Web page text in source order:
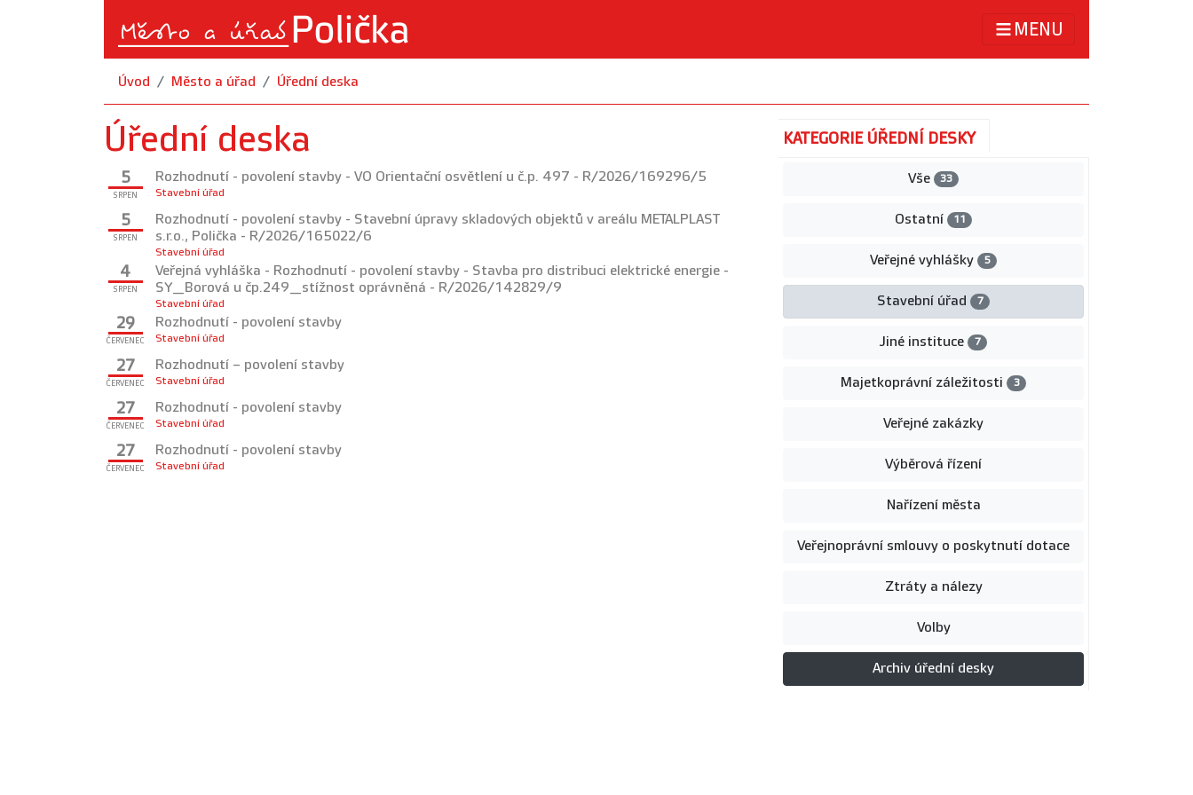
MENU
Úvod Město a úřad Úřední deska
Úřední deska
5
SRPEN
Rozhodnutí - povolení stavby - VO Orientační osvětlení u č.p. 497 - R/2026/169296/5
Stavební úřad
5
SRPEN
Rozhodnutí - povolení stavby - Stavební úpravy skladových objektů v areálu METALPLAST
s.r.o., Polička - R/2026/165022/6
Stavební úřad
4
SRPEN
Veřejná vyhláška - Rozhodnutí - povolení stavby - Stavba pro distribuci elektrické energie -
SY_Borová u čp.249_stížnost oprávněná - R/2026/142829/9
Stavební úřad
29
ČERVENEC
Rozhodnutí - povolení stavby
Stavební úřad
27
ČERVENEC
Rozhodnutí – povolení stavby
Stavební úřad
27
ČERVENEC
Rozhodnutí - povolení stavby
Stavební úřad
27
ČERVENEC
Rozhodnutí - povolení stavby
Stavební úřad
KATEGORIE ÚŘEDNÍ DESKY
Vše 33
Ostatní 11
Veřejné vyhlášky 5
Stavební úřad 7
Jiné instituce 7
Majetkoprávní záležitosti 3
Veřejné zakázky
Výběrová řízení
Nařízení města
Veřejnoprávní smlouvy o poskytnutí dotace
Ztráty a nálezy
Volby
Archiv úřední desky